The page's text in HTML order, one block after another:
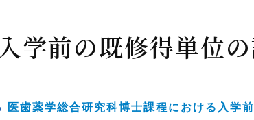
入学前の既修得単位
医歯薬学総合研究科博士課程における入学